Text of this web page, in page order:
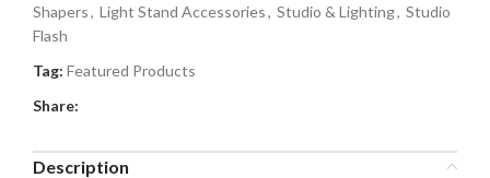
Shapers, Light Stand Accessories, Studio & Lighting, Studio
Flash
Tag: Featured Products
Share:
Description